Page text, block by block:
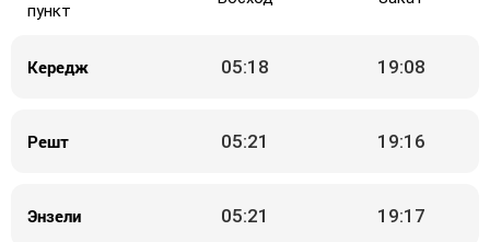
пункт
Кередж 05:18 19:08
Решт 05:21 19:16
Энзели 05:21 19:17